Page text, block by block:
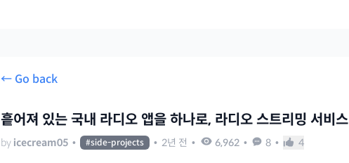
← Go back
흩어져 있는 국내 라디오 앱을 하나로, 라디오 스트리밍 서비스
by icecream05 • #side-projects • 2년 전 • 6,962 • 8 • 4